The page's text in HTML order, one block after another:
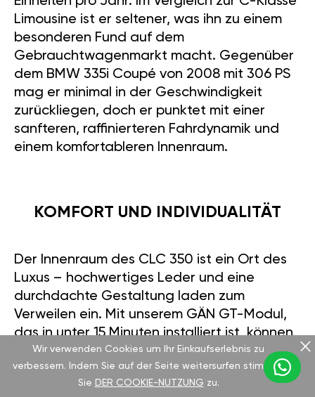
Limousine ist er seltener, was ihn zu einem
besonderen Fund auf dem
Gebrauchtwagenmarkt macht. Gegenüber
dem BMW 335i Coupé von 2008 mit 306 PS
mag er minimal in der Geschwindigkeit
zurückliegen, doch er punktet mit einer
sanfteren, raffinierteren Fahrdynamik und
einem komfortableren Innenraum.
KOMFORT UND INDIVIDUALITÄT
Der Innenraum des CLC 350 ist ein Ort des
Luxus – hochwertiges Leder und eine
durchdachte Gestaltung laden zum
Verweilen ein. Mit unserem GÄN GT-Modul,
das in unter 15 Minuten installiert ist, können
Sie die Leistung auf bis zu 350 PS steigern.
Steuern Sie es bequem per Smartphone und
wählen Sie zwischen Sport-Modus für
Wir verwenden Cookies um Ihr Einkaufserlebnis zu
verbessern. Indem Sie auf der Seite weitersurfen stimmen
Sie DER COOKIE-NUTZUNG zu.